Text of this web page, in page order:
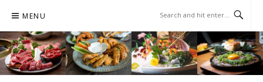
content
MENU